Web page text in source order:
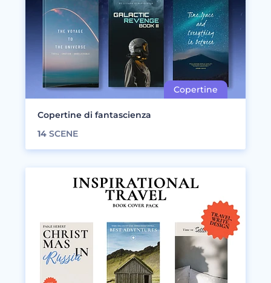
Copertine di fantascienza
14 SCENE